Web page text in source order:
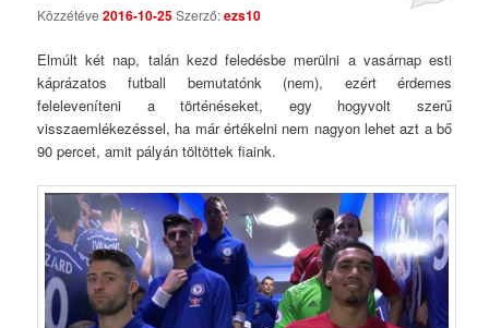
Közzétéve2016-10-25Szerző:ezs10
Elmúlt két nap, talán kezd feledésbe merülni a vasárnap esti
káprázatos futball bemutatónk (nem), ezért érdemes
feleleveníteni a történéseket, egy hogyvolt szerű
visszaemlékezéssel, ha már értékelni nem nagyon lehet azt a bő
90 percet, amit pályán töltöttek fiaink.